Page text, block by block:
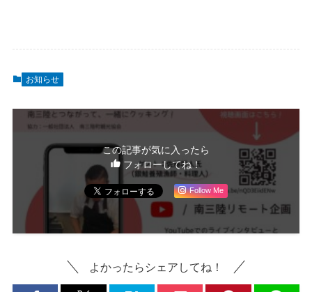
お知らせ
この記事が気に入ったら
フォローしてね！
Follow Me
よかったらシェアしてね！